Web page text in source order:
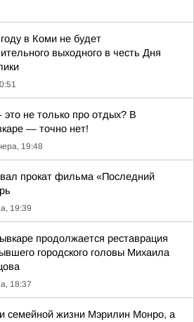
в Коми не будет
выходного в честь Дня
не только про отдых? В
— точно нет!
19:48
прокат фильма «Последний
19:39
продолжается реставрация
городского головы Михаила
18:37
семейной жизни Мэрилин Монро, а